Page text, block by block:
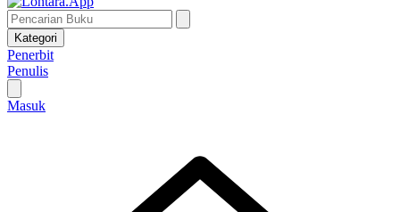
Kategori
Penerbit
Penulis
Masuk